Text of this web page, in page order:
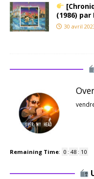
(1986) par
30 avril
Remaining Time: 0 : 48 : 09